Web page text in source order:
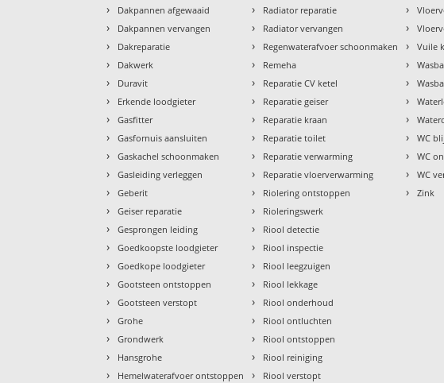
› Dakpannen afgewaaid
› Dakpannen vervangen
› Dakreparatie
› Dakwerk
› Duravit
› Erkende loodgieter
› Gasfitter
› Gasfornuis aansluiten
› Gaskachel schoonmaken
› Gasleiding verleggen
› Geberit
› Geiser reparatie
› Gesprongen leiding
› Goedkoopste loodgieter
› Goedkope loodgieter
› Gootsteen ontstoppen
› Gootsteen verstopt
› Grohe
› Grondwerk
› Hansgrohe
› Hemelwaterafvoer ontstoppen
› Radiator reparatie
› Radiator vervangen
› Regenwaterafvoer schoonmaken
› Remeha
› Reparatie CV ketel
› Reparatie geiser
› Reparatie kraan
› Reparatie toilet
› Reparatie verwarming
› Reparatie vloerverwarming
› Riolering ontstoppen
› Rioleringswerk
› Riool detectie
› Riool inspectie
› Riool leegzuigen
› Riool lekkage
› Riool onderhoud
› Riool ontluchten
› Riool ontstoppen
› Riool reiniging
› Riool verstopt
›
›
› Vuile
›
›
›
›
› WC
› WC
› WC
› Zink